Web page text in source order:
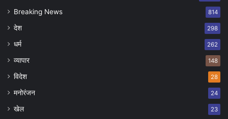
Breaking News 814
देश 298
धर्म 262
व्यापार 148
विदेश 28
मनोरंजन 24
खेल 23